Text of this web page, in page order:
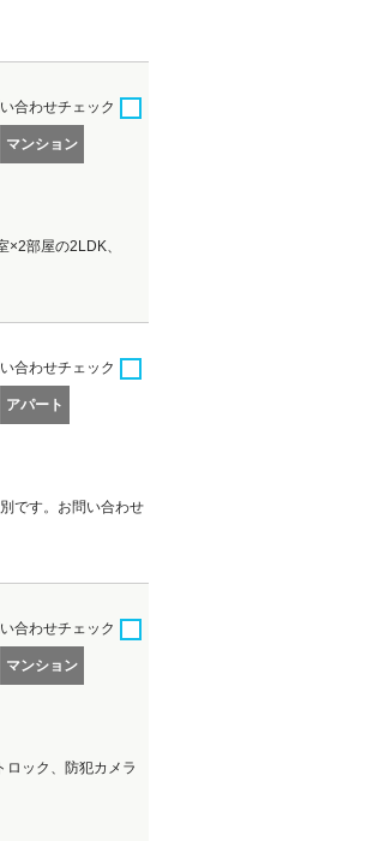
マンション
合わせチェック
部屋の2LDK、
アパート
合わせチェック
です。お問い合わせ
マンション
合わせチェック
ック、防犯カメラ